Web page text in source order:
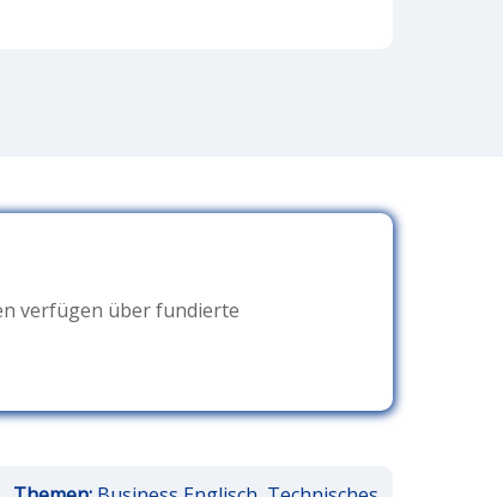
verfügen über fundierte